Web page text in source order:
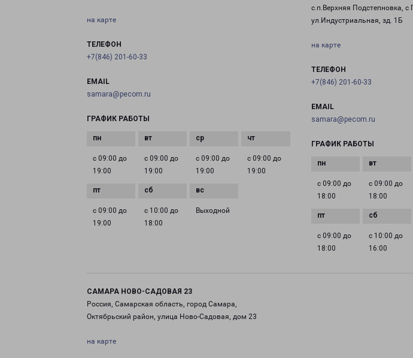
на карте
ТЕЛЕФОН
+7(846) 201-60-33
EMAIL
samara@pecom.ru
ГРАФИК РАБОТЫ
с 09:00 до
19:00
с 09:00 до
19:00
с 09:00 до
19:00
с 09:00 до
19:00
с 09:00 до
19:00
с 10:00 до
18:00
Выходной
с.п.Верхняя Подстепновка, с
ул.Индустриальная, зд. 1Б
на карте
ТЕЛЕФОН
+7(846) 201-60-33
EMAIL
samara@pecom.ru
ГРАФИК РАБОТЫ
с 09:00 до
18:00
с 09:00 до
18:00
с 09:00 до
18:00
с 10:00 до
16:00
САМАРА НОВО-САДОВАЯ 23
Россия, Самарская область, город Самара,
Октябрьский район, улица Ново-Садовая, дом 23
на карте